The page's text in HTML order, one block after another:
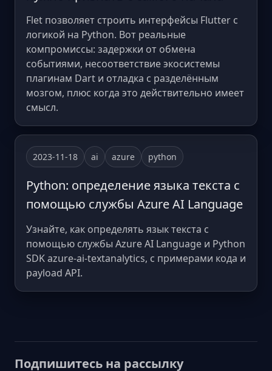
Flet позволяет строить интерфейсы Flutter с
логикой на Python. Вот реальные
компромиссы: задержки от обмена
событиями, несоответствие экосистемы
плагинам Dart и отладка с разделённым
мозгом, плюс когда это действительно имеет
смысл.
2023-11-18 ai azure python
Python: определение языка текста с
помощью службы Azure AI Language
Узнайте, как определять язык текста с
помощью службы Azure AI Language и Python
SDK azure-ai-textanalytics, с примерами кода и
payload API.
Подпишитесь на рассылку